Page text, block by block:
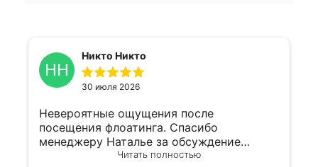
НН
Никто Никто
30 июля 2026
Невероятные ощущения после
посещения флоатинга. Спасибо
менеджеру Наталье за обсуждение
высокого уровняЧитать полностью